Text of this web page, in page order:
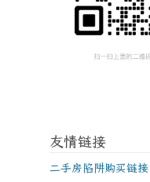
友情链接
二手房陷阱购买链接